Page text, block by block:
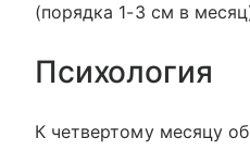
(порядка 1-3 см в
Психология
К четвертому месяцу